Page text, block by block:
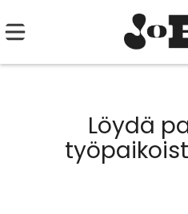
Löydä